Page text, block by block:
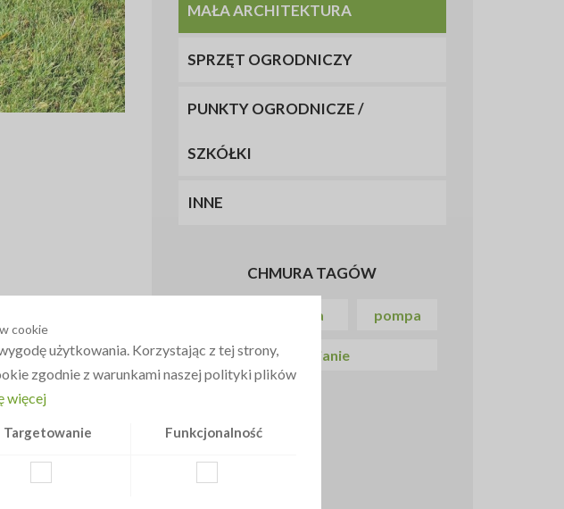
MAŁA ARCHITEKTURA
SPRZĘT OGRODNICZY
PUNKTY OGRODNICZE /
SZKÓŁKI
INNE
CHMURA TAGÓW
kora pompa
nawadnianie
cookie
użytkowania. Korzystając z tej strony,
zgodnie z warunkami naszej polityki plików
więcej
Targetowanie Funkcjonalność